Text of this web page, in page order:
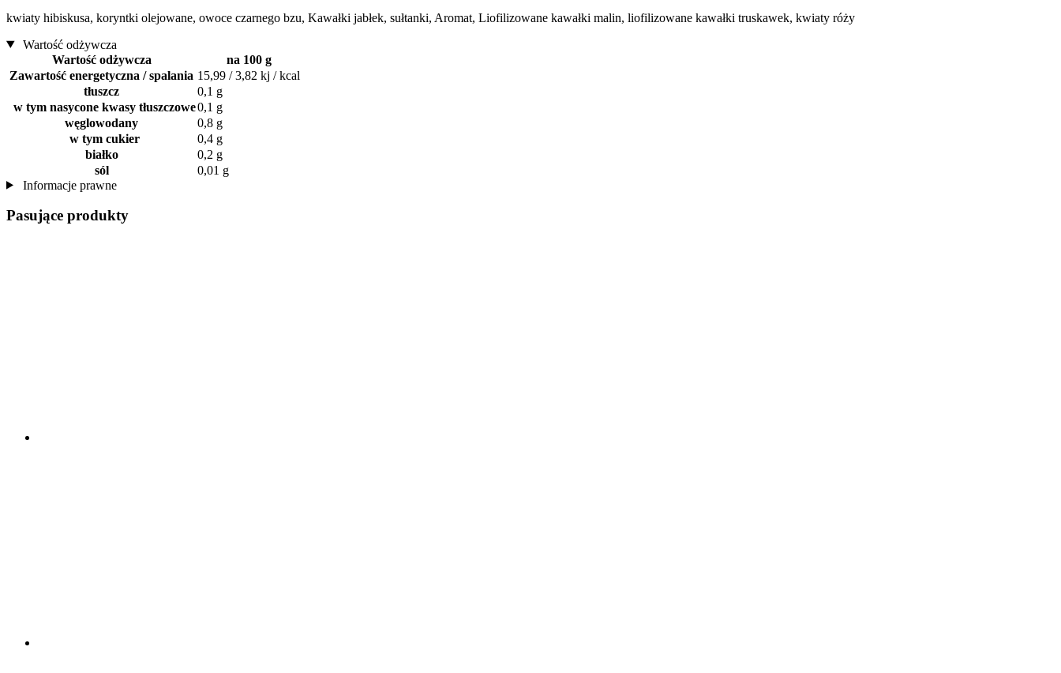
kwiaty hibiskusa, koryntki olejowane, owoce czarnego bzu, Kawałki jabłek, sułtanki, Aromat, Liofilizowane kawałki malin, liofilizowane kawałki truskawek, kwiaty róży
Wartość odżywcza
Wartość odżywcza
na 100 g
Zawartość energetyczna / spalania 15,99 / 3,82 kj / kcal
tłuszcz
0,1 g
w tym nasycone kwasy tłuszczowe0,1 g
węglowodany
0,8 g
w tym cukier
0,4 g
białko
0,2 g
sól
0,01 g
Informacje prawne
Pasujące produkty